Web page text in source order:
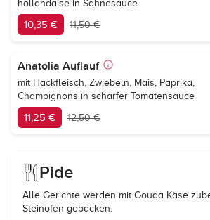
hollandaise in Sahnesauce
10,35 € 11,50 €
Anatolia Auflauf
mit Hackfleisch, Zwiebeln, Mais, Paprika,
Champignons in scharfer Tomatensauce
11,25 € 12,50 €
Pide
Alle Gerichte werden mit Gouda Käse
Steinofen gebacken.